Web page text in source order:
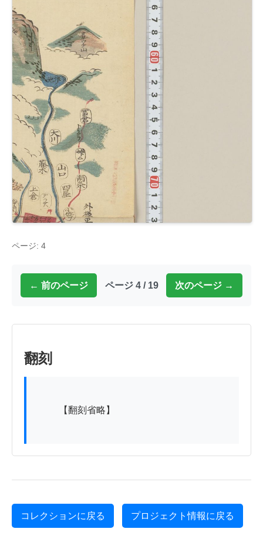
ページ: 4
← 前のページ ページ 4 / 19 次のページ →
翻刻
コレクションに戻る プロジェクト情報に戻る